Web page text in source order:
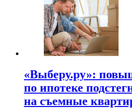
«Выберу.ру»:
по ипотеке
на съемные